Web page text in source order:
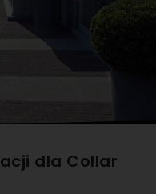
dla Collar